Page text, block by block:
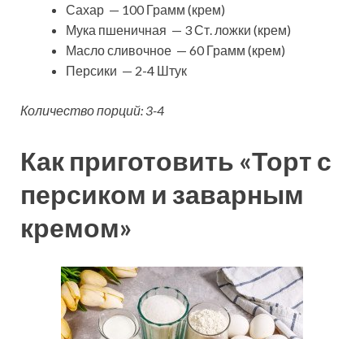
Сахар — 100 Грамм (крем)
Мука пшеничная — 3 Ст. ложки (крем)
Масло сливочное — 60 Грамм (крем)
Персики — 2-4 Штук
Количество порций: 3-4
Как приготовить «Торт с
персиком и заварным
кремом»